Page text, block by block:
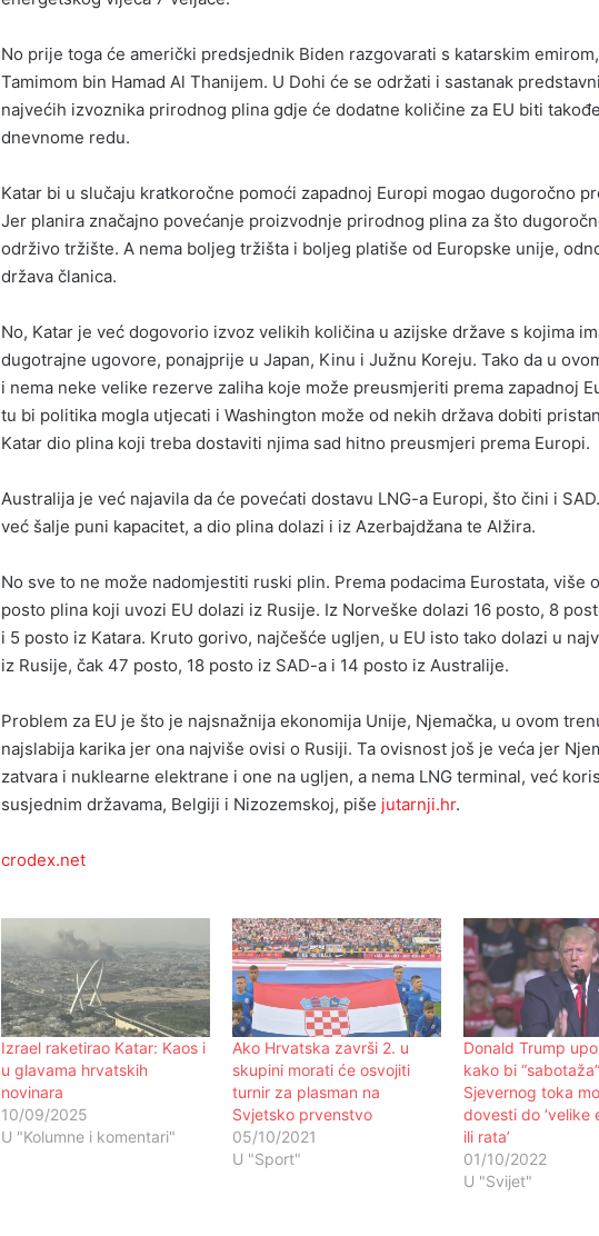
No prije toga će američki predsjednik Biden razgovarati s katarskim
Tamimom bin Hamad Al Thanijem. U Dohi će se održati i sastanak
najvećih izvoznika prirodnog plina gdje će dodatne količine za EU biti
dnevnome redu.
Katar bi u slučaju kratkoročne pomoći zapadnoj Europi mogao dugoročno
Jer planira značajno povećanje proizvodnje prirodnog plina za što
održivo tržište. A nema boljeg tržišta i boljeg platiše od Europske unije,
država članica.
No, Katar je već dogovorio izvoz velikih količina u azijske države s kojima
dugotrajne ugovore, ponajprije u Japan, Kinu i Južnu Koreju. Tako da u
i nema neke velike rezerve zaliha koje može preusmjeriti prema zapadnoj
tu bi politika mogla utjecati i Washington može od nekih država dobiti
Katar dio plina koji treba dostaviti njima sad hitno preusmjeri prema Europi.
Australija je već najavila da će povećati dostavu LNG-a Europi, što čini i
već šalje puni kapacitet, a dio plina dolazi i iz Azerbajdžana te Alžira.
No sve to ne može nadomjestiti ruski plin. Prema podacima Eurostata, više
posto plina koji uvozi EU dolazi iz Rusije. Iz Norveške dolazi 16 posto, 8
i 5 posto iz Katara. Kruto gorivo, najčešće ugljen, u EU isto tako dolazi u
iz Rusije, čak 47 posto, 18 posto iz SAD-a i 14 posto iz Australije.
Problem za EU je što je najsnažnija ekonomija Unije, Njemačka, u ovom
najslabija karika jer ona najviše ovisi o Rusiji. Ta ovisnost još je veća jer
zatvara i nuklearne elektrane i one na ugljen, a nema LNG terminal, već
susjednim državama, Belgiji i Nizozemskoj, piše jutarnji.hr.
crodex.net
Izrael raketirao Katar: Kaos i
u glavama hrvatskih
novinara
10/09/2025
U "Kolumne i komentari"
Ako Hrvatska završi 2. u
skupini morati će osvojiti
turnir za plasman na
Svjetsko prvenstvo
05/10/2021
U "Sport"
Donald Trump
kako bi “sabotaža”
Sjevernog toka
dovesti do ‘velike
ili rata’
01/10/2022
U "Svijet"